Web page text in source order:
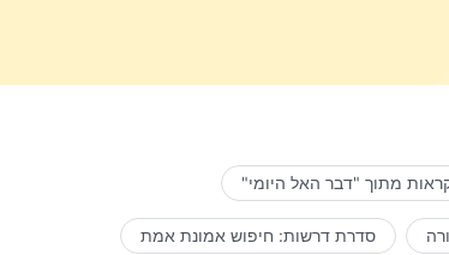
מתוך "דבר האל היומי"
סדרת דרשות: חיפוש אמונת אמת